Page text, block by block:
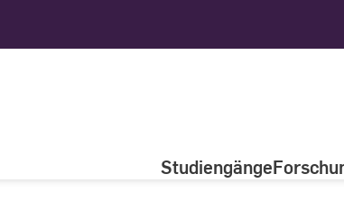
Studiengänge